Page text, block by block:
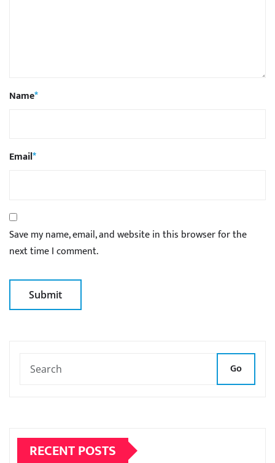
Name*
Email*
Save my name, email, and website in this browser for the
next time I comment.
Go
RECENT POSTS